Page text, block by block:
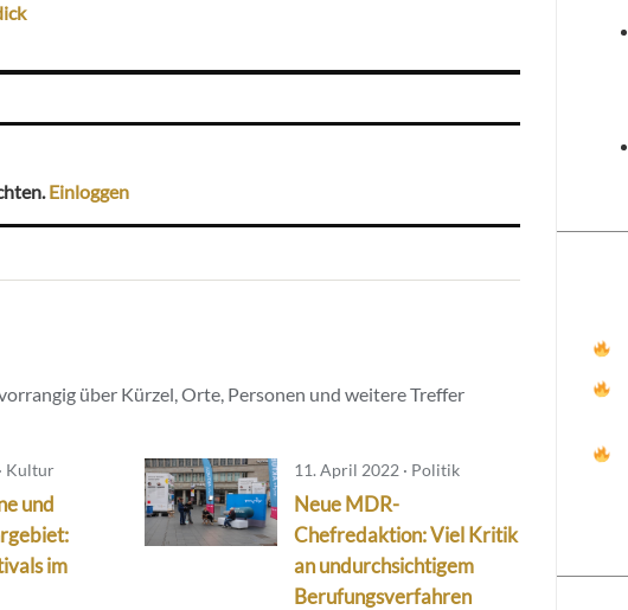
Einloggen
über Kürzel, Orte, Personen und weitere Treffer
Kultur
und
im
11. April 2022 · Politik
Neue MDR-
Chefredaktion: Viel Kritik
an undurchsichtigem
Berufungsverfahren